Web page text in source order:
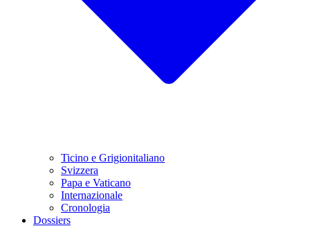
Ticino e Grigionitaliano
Svizzera
Papa e Vaticano
Internazionale
Cronologia
Dossiers